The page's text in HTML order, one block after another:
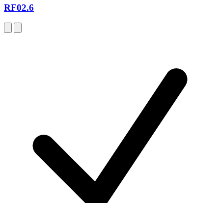
RF02.6